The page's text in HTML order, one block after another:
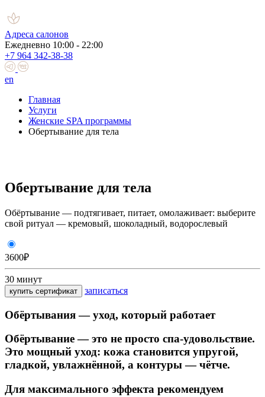
Адреса салонов
Ежедневно 10:00 - 22:00
+7 964 342-38-38
en
Главная
Услуги
Женские SPA программы
Обертывание для тела
Обертывание для тела
Обёртывание — подтягивает, питает, омолаживает: выберите
свой ритуал — кремовый, шоколадный, водорослевый
3600₽
30 минут
купить сертификат записаться
Обёртывания — уход, который работает
Обёртывание — это не просто спа-удовольствие.
Это мощный уход: кожа становится упругой,
гладкой, увлажнённой, а контуры — чётче.
Для максимального эффекта рекомендуем